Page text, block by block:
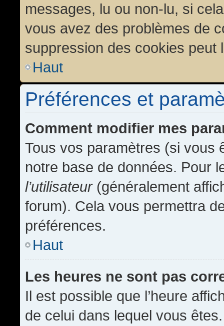
messages, lu ou non-lu, si
vous avez des problèmes de
suppression des cookies peut
Haut
Préférences et
Comment modifier mes
Tous vos paramètres (si vous
notre base de données. Pour
l’utilisateur(généralement
forum). Cela vous permettra
préférences.
Haut
Les heures ne sont pas
Il est possible que l’heure
de celui dans lequel vous